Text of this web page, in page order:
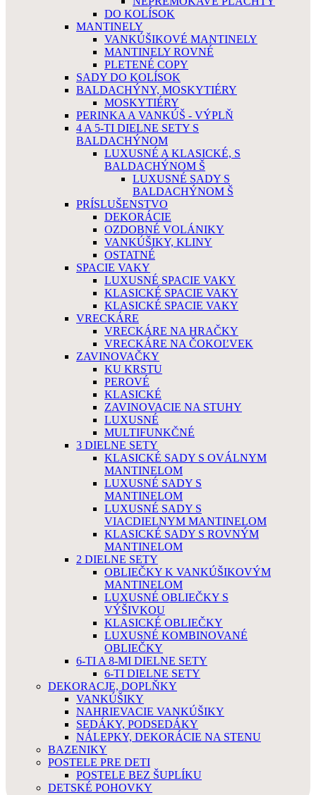
DO KOLÍSOK
MANTINELY
VANKÚŠIKOVÉ MANTINELY
MANTINELY ROVNÉ
PLETENÉ COPY
SADY DO KOLÍSOK
BALDACHÝNY, MOSKYTIÉRY
MOSKYTIÉRY
PERINKA A VANKÚŠ - VÝPLŇ
4 A 5-TI DIELNE SETY S
BALDACHÝNOM
LUXUSNÉ A KLASICKÉ, S
BALDACHÝNOM Š
LUXUSNÉ SADY S
BALDACHÝNOM Š
PRÍSLUŠENSTVO
DEKORÁCIE
OZDOBNÉ VOLÁNIKY
VANKÚŠIKY, KLINY
OSTATNÉ
SPACIE VAKY
LUXUSNÉ SPACIE VAKY
KLASICKÉ SPACIE VAKY
KLASICKÉ SPACIE VAKY
VRECKÁRE
VRECKÁRE NA HRAČKY
VRECKÁRE NA ČOKOĽVEK
ZAVINOVAČKY
KU KRSTU
PEROVÉ
KLASICKÉ
ZAVINOVACIE NA STUHY
LUXUSNÉ
MULTIFUNKČNÉ
3 DIELNE SETY
KLASICKÉ SADY S OVÁLNYM
MANTINELOM
LUXUSNÉ SADY S
MANTINELOM
LUXUSNÉ SADY S
VIACDIELNYM MANTINELOM
KLASICKÉ SADY S ROVNÝM
MANTINELOM
2 DIELNE SETY
OBLIEČKY K VANKÚŠIKOVÝM
MANTINELOM
LUXUSNÉ OBLIEČKY S
VÝŠIVKOU
KLASICKÉ OBLIEČKY
LUXUSNÉ KOMBINOVANÉ
OBLIEČKY
6-TI A 8-MI DIELNE SETY
6-TI DIELNE SETY
DEKORACJE, DOPLŇKY
VANKÚŠIKY
NAHRIEVACIE VANKÚŠIKY
SEDÁKY, PODSEDÁKY
NÁLEPKY, DEKORÁCIE NA STENU
BAZENIKY
POSTELE PRE DETI
POSTELE BEZ ŠUPLÍKU
DETSKÉ POHOVKY